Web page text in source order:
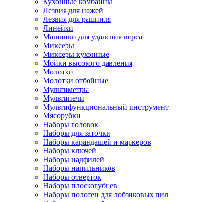
Кухонные комбайны
Лезвия для ножей
Лезвия для рашпиля
Линейки
Машинки для удаления ворса
Миксеры
Миксеры кухонные
Мойки высокого давления
Молотки
Молотки отбойные
Мультиметры
Мультипечи
Мультифункциональный инструмент
Мясорубки
Наборы головок
Наборы для заточки
Наборы карандашей и маркеров
Наборы ключей
Наборы надфилей
Наборы напильников
Наборы отверток
Наборы плоскогубцев
Наборы полотен для лобзиковых пил